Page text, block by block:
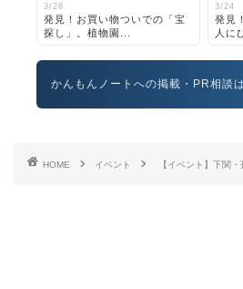
3/26
発見！お買い物ついでの「宝
探し」。植物園...
3/24
発見
人に
かんもんノートへの掲載・PR相談
HOME イベント 【イベント】下関